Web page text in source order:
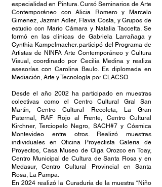
especialidad en Pintura. Cursó Seminarios de Arte
Contemporáneo con Alicia Romero y Marcelo
Gimenez, Jazmin Adler, Flavia Costa, y Grupos de
estudio con Mario Cámara y Natalia Taccetta. Se
formó en las clínicas de Gabriela Larrañaga y
Cynthia Kampelmacher. participó del Programa de
Artistas de NINFA Arte Contemporáneo y Cultura
Visual, coordinado por Cecilia Medina y realiza
asesorías con Carolina Baulo. Es diplomada en
Mediación, Arte y Tecnología por CLACSO.
Desde el año 2002 ha participado en muestras
colectivas como el Centro Cultural Gral San
Martín, Centro Cultural Recoleta, La Gran
Paternal, RAF Rojo al Frente, Centro Cultural
Kirchner, Terciopelo Negro, SACH#7 y Cósmica
Montevideo entre otros. Realizó muestras
individuales en Oficina Proyectista Galeria de
Proyectos, Casa Museo de Olga Orozco en Toay,
Centro Municipal de Cultura de Santa Rosa y en
Medasur, Centro Cultural Provincial en Santa
Rosa, La Pampa.
En 2024 realizó la Curaduría de la muestra “Niño